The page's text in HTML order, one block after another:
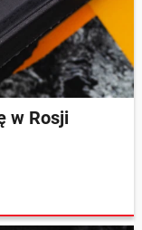
w Rosji